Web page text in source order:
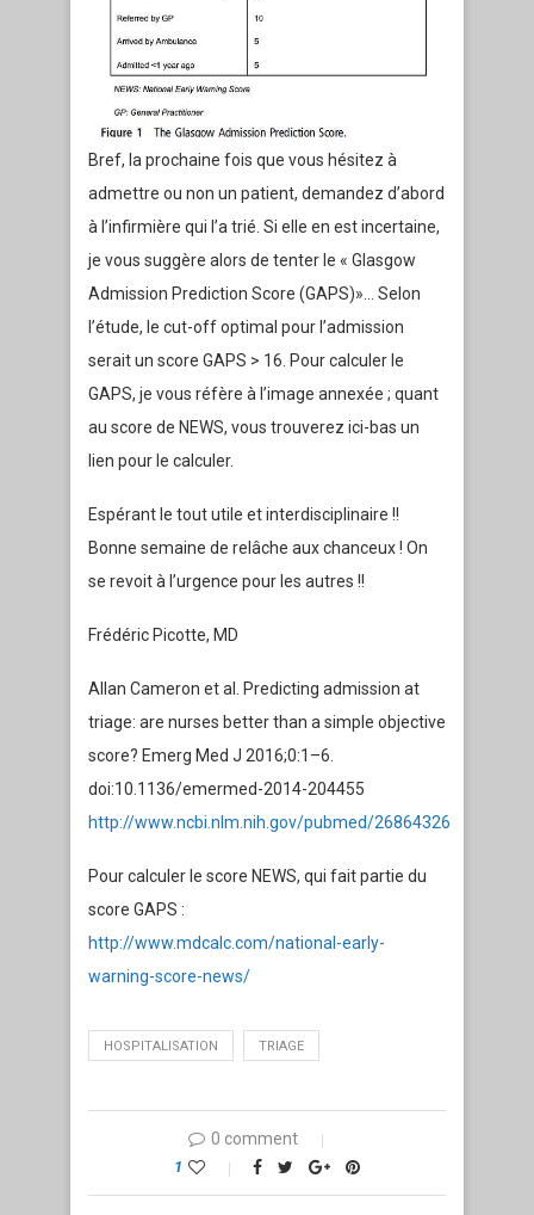
Bref, la prochaine fois que vous hésitez à
admettre ou non un patient, demandez d’abord
à l’infirmière qui l’a trié. Si elle en est incertaine,
je vous suggère alors de tenter le « Glasgow
Admission Prediction Score (GAPS)»… Selon
l’étude, le cut-off optimal pour l’admission
serait un score GAPS > 16. Pour calculer le
GAPS, je vous réfère à l’image annexée ; quant
au score de NEWS, vous trouverez ici-bas un
lien pour le calculer.
Espérant le tout utile et interdisciplinaire !!
Bonne semaine de relâche aux chanceux ! On
se revoit à l’urgence pour les autres !!
Frédéric Picotte, MD
Allan Cameron et al. Predicting admission at
triage: are nurses better than a simple objective
score? Emerg Med J 2016;0:1–6.
doi:10.1136/emermed-2014-204455
http://www.ncbi.nlm.nih.gov/pubmed/26864326
Pour calculer le score NEWS, qui fait partie du
score GAPS :
http://www.mdcalc.com/national-early-
warning-score-news/
HOSPITALISATION TRIAGE
0 comment
1